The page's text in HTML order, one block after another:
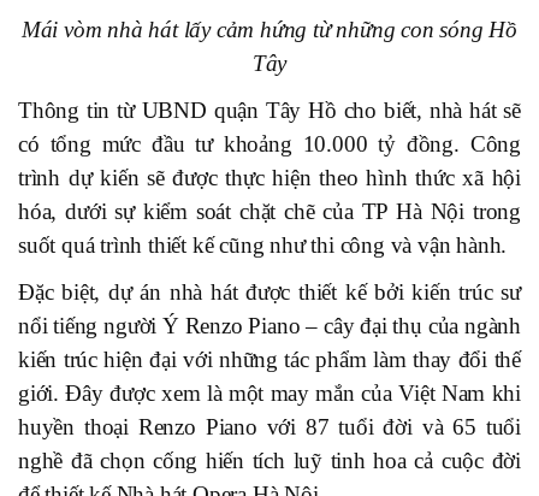
Mái vòm nhà hát lấy cảm hứng từ những con sóng Hồ
Tây
Thông tin từ UBND quận Tây Hồ cho biết, nhà hát sẽ
có tổng mức đầu tư khoảng 10.000 tỷ đồng. Công
trình dự kiến sẽ được thực hiện theo hình thức xã hội
hóa, dưới sự kiểm soát chặt chẽ của TP Hà Nội trong
suốt quá trình thiết kế cũng như thi công và vận hành.
Đặc biệt, dự án nhà hát được thiết kế bởi kiến trúc sư
nổi tiếng người Ý Renzo Piano – cây đại thụ của ngành
kiến trúc hiện đại với những tác phẩm làm thay đổi thế
giới. Đây được xem là một may mắn của Việt Nam khi
huyền thoại Renzo Piano với 87 tuổi đời và 65 tuổi
nghề đã chọn cống hiến tích luỹ tinh hoa cả cuộc đời